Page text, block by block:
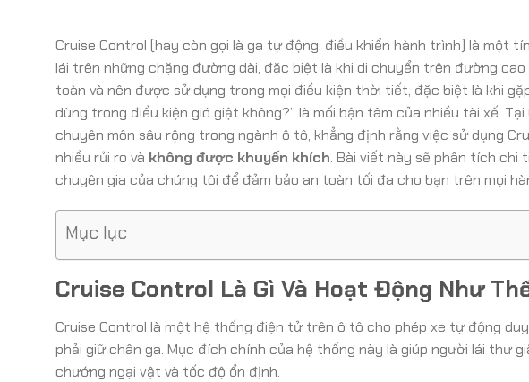
Cruise Control (hay còn gọi là ga tự động, điều khiển hành trình) là một
lái trên những chặng đường dài, đặc biệt là khi di chuyển trên đường
toàn và nên được sử dụng trong mọi điều kiện thời tiết, đặc biệt là khi
dùng trong điều kiện gió giật không?” là mối bận tâm của nhiều tài xế.
chuyên môn sâu rộng trong ngành ô tô, khẳng định rằng việc sử dụng
nhiều rủi ro và không được khuyến khích. Bài viết này sẽ phân tích chi
chuyên gia của chúng tôi để đảm bảo an toàn tối đa cho bạn trên mọi
Mục lục
Cruise Control Là Gì Và Hoạt Động Như
Cruise Control là một hệ thống điện tử trên ô tô cho phép xe tự động
phải giữ chân ga. Mục đích chính của hệ thống này là giúp người lái thư
chướng ngại vật và tốc độ ổn định.